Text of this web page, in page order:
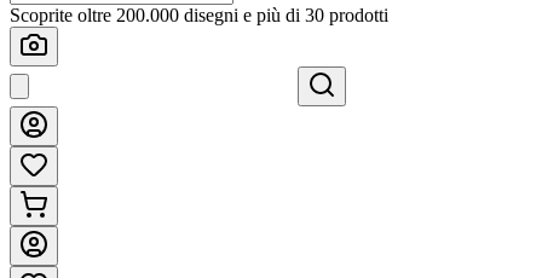
Scoprite oltre 200.000 disegni e più di 30 prodotti